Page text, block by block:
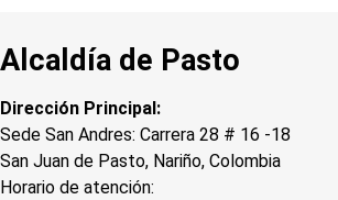
Alcaldía de Pasto
Dirección Principal:
Sede San Andres: Carrera 28 # 16 -18
San Juan de Pasto, Nariño, Colombia
Horario de atención: